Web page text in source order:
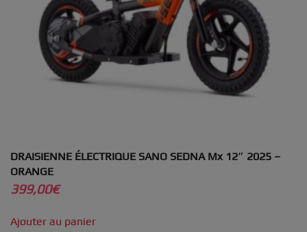
DRAISIENNE ÉLECTRIQUE SANO SEDNA Mx 12″ 2025 –
ORANGE
399,00€
Ajouter au panier